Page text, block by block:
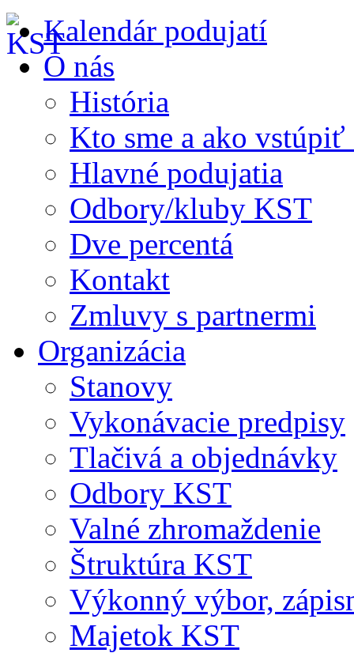
Kalendár podujatí
O nás
História
Kto sme a ako
Hlavné podujatia
Odbory/kluby KST
Dve percentá
Kontakt
Zmluvy s partnermi
Organizácia
Stanovy
Vykonávacie predpisy
Tlačivá a objednávky
Odbory KST
Valné zhromaždenie
Štruktúra KST
Výkonný výbor,
Majetok KST